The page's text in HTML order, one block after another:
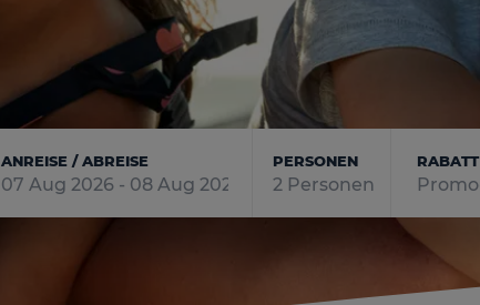
ANREISE / ABREISE PERSONEN RABATT